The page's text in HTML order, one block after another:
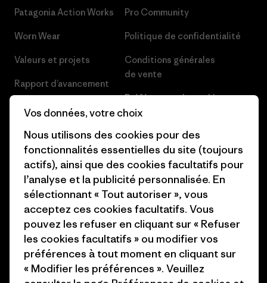
Patagonia Action Works
Worn Wear
Valeurs et projets
Rapport d’avancement
Business Unusual
Objectifs climatiques
1% For The Planet
Comment nous finançons
Nos magasins
Pro Community
Politique de confidentialité
Conditions générales
de vente
Préférences de cookie
Presse et media
Industry program
Programme d’affiliation
Patagonia Suisse Plan du site
Vos données, votre choix
Nous utilisons des cookies pour des
fonctionnalités essentielles du site (toujours
actifs), ainsi que des cookies facultatifs pour
l’analyse et la publicité personnalisée. En
sélectionnant « Tout autoriser », vous
acceptez ces cookies facultatifs. Vous
pouvez les refuser en cliquant sur « Refuser
les cookies facultatifs » ou modifier vos
préférences à tout moment en cliquant sur
« Modifier les préférences ». Veuillez